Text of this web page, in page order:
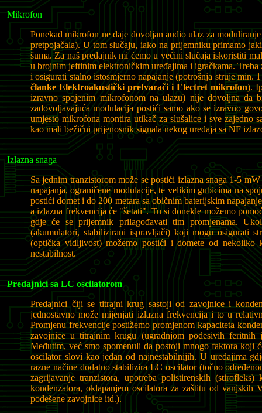
Mikrofon
Ponekad mikrofon ne daje dovoljan audio ulaz za
pretpojačala). U tom slučaju, iako na prijemniku primamo
šuma. Za naš predajnik mi ćemo u većini slučaja iskoristiti
u brojnim jeftinim elektroničkim uređajima i igračkama.
i osigurati stalno istosmjerno napajanje (potrošnja struje
članke Elektroakustički pretvarači i Electret mikrofon).
izravno spojenim mikrofonom na ulazu) nije dovoljna
zadovoljavajuća modulacija postići samo ako se izravno
umjesto mikrofona montira utikač za slušalice i sve zajedno
kao mali bežični prijenosnik signala nekog uređaja sa NF
Izlazna snaga
Sa jednim tranzistorom može se postići izlazna snaga 1-5
napajanja, ograničene modulacije, te velikim gubicima na
postići domet i do 200 metara sa običnim baterijskim
a izlazna frekvencija će "šetati". Tu si donekle možemo
gdje će se prijemnik prilagođavati tim promjenama.
(akumulatori, stabilizirani ispravljači) koji mogu osigurati
(optička vidljivost) možemo postići i domete od
nestabilnost.
Predajnici sa LC oscilatorom
Predajnici čiji se titrajni krug sastoji od zavojnice i
jednostavno može mijenjati izlazna frekvencija i to u
Promjenu frekvencije postižemo promjenom kapaciteta
zavojnice u titrajnim krugu (ugradnjom podesivih feritnih
Međutim, već smo spomenuli da postoji mnogo faktora koji
oscilator slovi kao jedan od najnestabilnijih. U uređajima
razne načine dodatno stabilizira LC oscilator (točno
zagrijavanje tranzistora, upotreba polistirenskih
kondenzatora, oklapanjem oscilatora za zaštitu od
podešene zavojnice itd.).